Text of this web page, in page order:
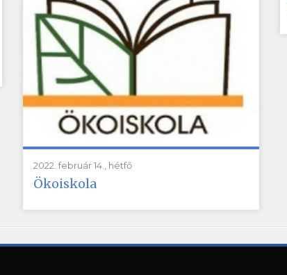
2022. február 14., hétfő
Ökoiskola